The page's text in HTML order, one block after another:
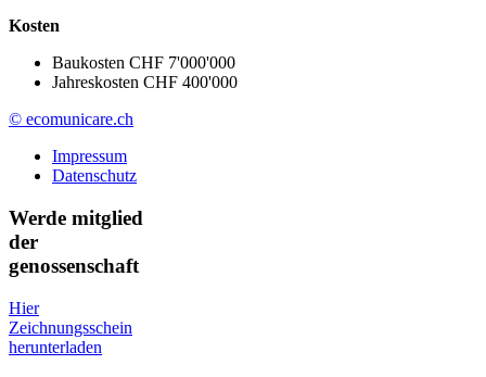
Kosten
Baukosten CHF 7'000'000
Jahreskosten CHF 400'000
© ecomunicare.ch
Impressum
Datenschutz
Werde mitglied
der
genossenschaft
Hier
Zeichnungsschein
herunterladen